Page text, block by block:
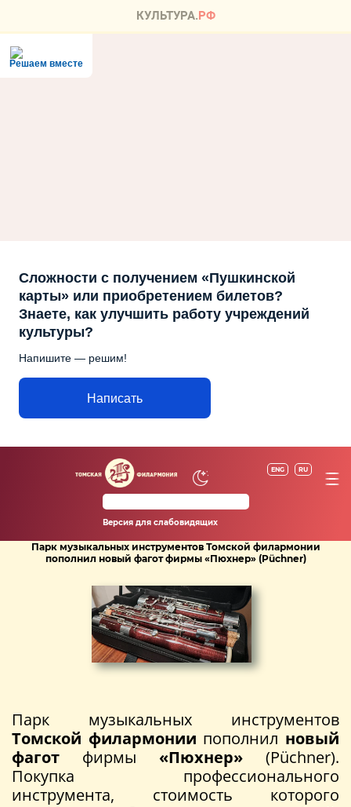
Решаем вместе
Сложности с получением «Пушкинской
карты» или приобретением билетов?
Знаете, как улучшить работу учреждений
культуры?
Напишите — решим!
Написать
ENG RU
Версия для слабовидящих
Парк музыкальных инструментов Томской филармонии
пополнил новый фагот фирмы «Пюхнер» (Püchner)
Парк музыкальных инструментов
Томской филармонии пополнил новый
фагот фирмы «Пюхнер» (Püchner).
Покупка профессионального
инструмента, стоимость которого